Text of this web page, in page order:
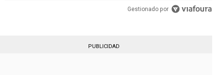
Gestionado por
PUBLICIDAD